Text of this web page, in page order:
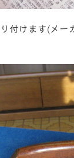
付けます(メー